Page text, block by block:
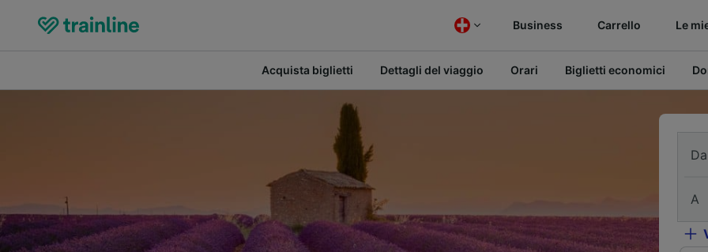
Business Carrello Le
Acquista biglietti Dettagli del viaggio Orari Biglietti economici
Da
A